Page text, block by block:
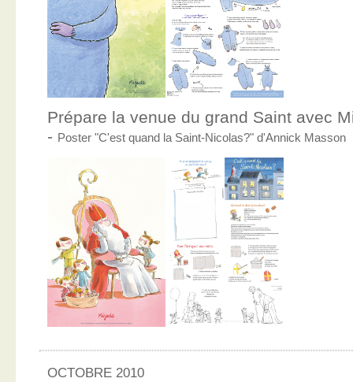
Prépare la venue du grand Saint avec
- Poster "C'est quand la Saint-Nicolas?" d'Annick Masson
OCTOBRE 2010